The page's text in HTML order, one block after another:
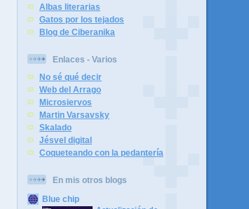
Albas literarias
Gatos por los tejados
Blog de Ciberanika
Enlaces - Varios
No sé qué decir
Web del Arrago
Microsiervos
Martin Varsavsky
Skalado
Jésvel digital
Coqueteando con la pedantería
En mis otros blogs
Blue chip